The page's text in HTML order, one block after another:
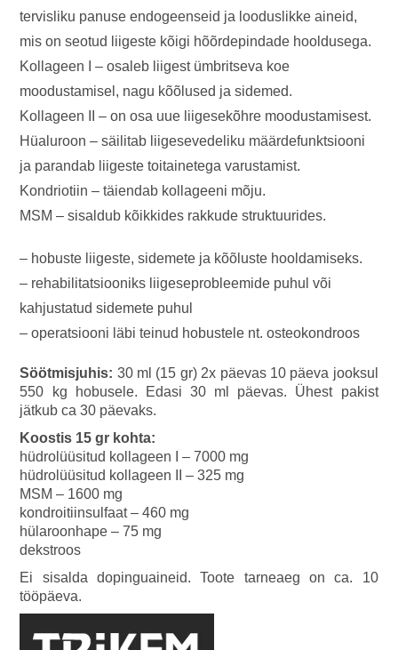
tervisliku panuse endogeenseid ja looduslikke aineid,
mis on seotud liigeste kõigi hõõrdepindade hooldusega.
Kollageen I – osaleb liigest ümbritseva koe
moodustamisel, nagu kõõlused ja sidemed.
Kollageen II – on osa uue liigesekõhre moodustamisest.
Hüaluroon – säilitab liigesevedeliku määrdefunktsiooni
ja parandab liigeste toitainetega varustamist.
Kondriotiin – täiendab kollageeni mõju.
MSM – sisaldub kõikkides rakkude struktuurides.
– hobuste liigeste, sidemete ja kõõluste hooldamiseks.
– rehabilitatsiooniks liigeseprobleemide puhul või
kahjustatud sidemete puhul
– operatsiooni läbi teinud hobustele nt. osteokondroos
Söötmisjuhis: 30 ml (15 gr) 2x päevas 10 päeva jooksul
550 kg hobusele. Edasi 30 ml päevas. Ühest pakist
jätkub ca 30 päevaks.
Koostis 15 gr kohta:
hüdrolüüsitud kollageen I – 7000 mg
hüdrolüüsitud kollageen II – 325 mg
MSM – 1600 mg
kondroitiinsulfaat – 460 mg
hülaroonhape – 75 mg
dekstroos
Ei sisalda dopinguaineid. Toote tarneaeg on ca. 10
tööpäeva.